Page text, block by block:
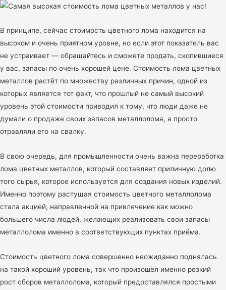
В принципе, сейчас стоимость цветного лома находится на
высоком и очень приятном уровне, но если этот показатель вас
не устраивает — обращайтесь и сможете продать, скопившиеся
у вас, запасы по очень хорошей цене. Стоимость лома цветных
металлов растёт по множеству различных причин, одной из
которых является тот факт, что прошлый не самый высокий
уровень этой стоимости приводил к тому, что люди даже не
думали о продаже своих запасов металлолома, а просто
отравляли его на свалку.
В свою очередь, для промышленности очень важна переработка
лома цветных металлов, который составляет приличную долю
того сырья, которое используется для создания новых изделий.
Именно поэтому растущая стоимость цветного металлолома
стала акцией, направленной на привлечение как можно
большего числа людей, желающих реализовать свои запасы
металлолома именно в соответствующих пунктах приёма.
Стоимость цветного лома совершенно неожиданно поднялась
на такой хороший уровень, так что произошёл именно резкий
рост сборов металлолома, который предоставлялся простыми